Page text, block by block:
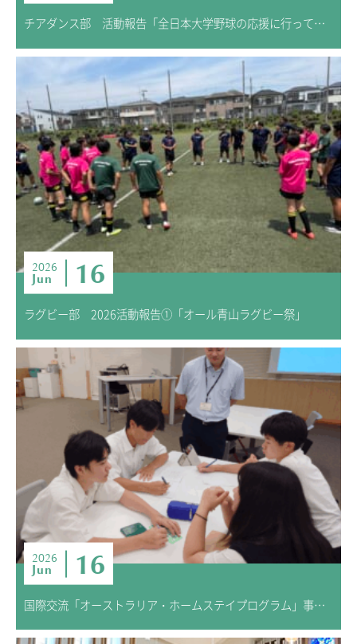
チアダンス部 活動報告「全日本大学野球の応援に行ってきました！」
2026
Jun 16
ラグビー部 2026活動報告①「オール青山ラグビー祭」
2026
Jun 16
国際交流「オーストラリア・ホームステイプログラム」事前学習スタート！